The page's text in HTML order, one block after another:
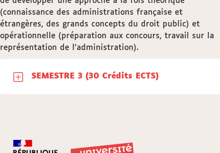
(connaissance des administrations française et
étrangères, des grands concepts du droit public) et
opérationnelle (préparation aux concours, travail sur la
représentation de l’administration).
SEMESTRE 3 (30 Crédits ECTS)